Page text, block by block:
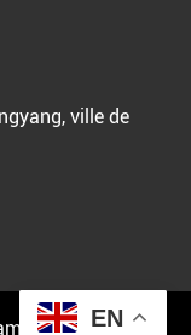
votre
ville de
EN